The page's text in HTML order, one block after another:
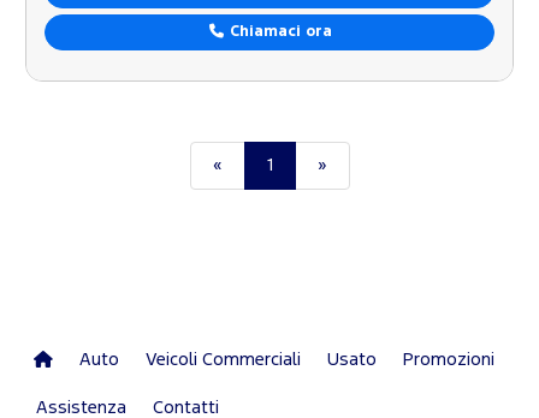
Chiamaci ora
« 1 »
Auto Veicoli Commerciali Usato Promozioni
Assistenza Contatti